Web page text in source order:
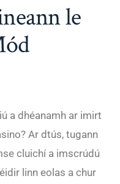
le
a dhéanamh ar imirt
Ar dtús, tugann
cluichí a imscrúdú
linn eolas a chur